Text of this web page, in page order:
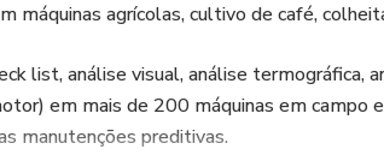
máquinas agrícolas, cultivo de café,
list, análise visual, análise termográfica,
em mais de 200 máquinas em campo
manutenções preditivas.